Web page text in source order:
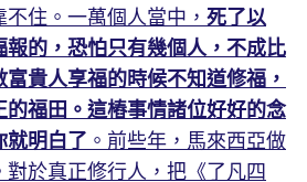
住。一萬個人當中， 死了以
的，恐怕只有幾個人，不成比
貴人享福的時候不知道修福，
福田。這樁事情諸位好好的念
就明白了 。前些年，馬來西亞做
於真正修行人，把《了凡四